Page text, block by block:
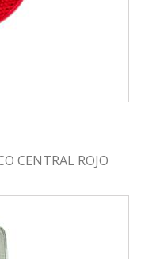
CENTRAL ROJO